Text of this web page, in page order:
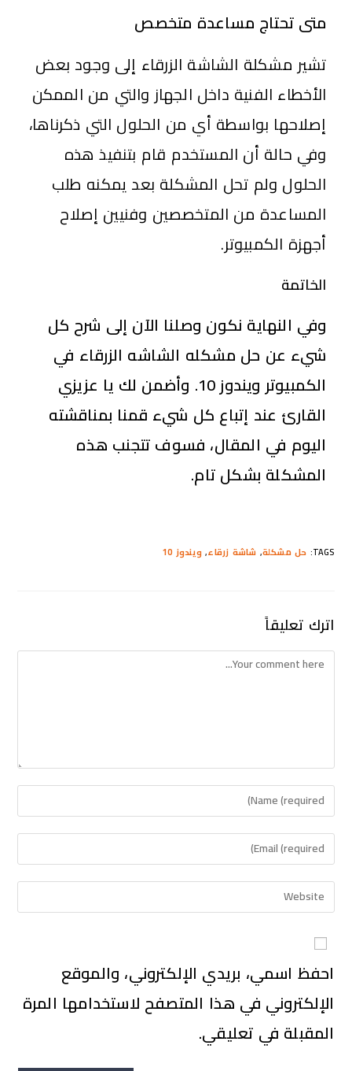
متى تحتاج مساعدة متخصص
تشير مشكلة الشاشة الزرقاء إلى وجود بعض
الأخطاء الفنية داخل الجهاز والتي من الممكن
إصلاحها بواسطة أي من الحلول التي ذكرناها،
وفي حالة أن المستخدم قام بتنفيذ هذه
الحلول ولم تحل المشكلة بعد يمكنه طلب
المساعدة من المتخصصين وفنيين إصلاح
أجهزة الكمبيوتر.
الخاتمة
وفي النهاية نكون وصلنا الآن إلى شرح كل
شيء عن حل مشكله الشاشه الزرقاء في
الكمبيوتر ويندوز 10. وأضمن لك يا عزيزي
القارئ عند إتباع كل شيء قمنا بمناقشته
اليوم في المقال، فسوف تتجنب هذه
المشكلة بشكل تام.
TAGS
: حل مشكلة, شاشة زرقاء, ويندوز 10
اترك تعليقاً
احفظ اسمي، بريدي الإلكتروني، والموقع
الإلكتروني في هذا المتصفح لاستخدامها المرة
المقبلة في تعليقي.